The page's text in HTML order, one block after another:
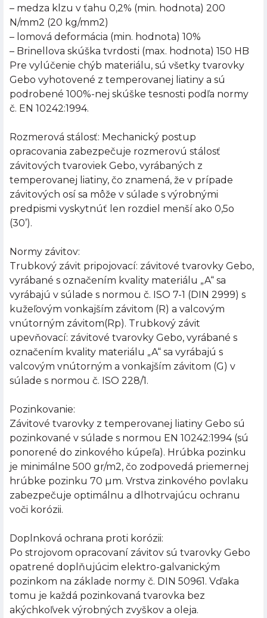
– medza klzu v ťahu 0,2% (min. hodnota) 200
N/mm2 (20 kg/mm2)
– lomová deformácia (min. hodnota) 10%
– Brinellova skúška tvrdosti (max. hodnota) 150 HB
Pre vylúčenie chýb materiálu, sú všetky tvarovky
Gebo vyhotovené z temperovanej liatiny a sú
podrobené 100%-nej skúške tesnosti podľa normy
č. EN 10242:1994.
Rozmerová stálosť: Mechanický postup
opracovania zabezpečuje rozmerovú stálosť
závitových tvaroviek Gebo, vyrábaných z
temperovanej liatiny, čo znamená, že v prípade
závitových osí sa môže v súlade s výrobnými
predpismi vyskytnúť len rozdiel menší ako 0,5o
(30’).
Normy závitov:
Trubkový závit pripojovací: závitové tvarovky Gebo,
vyrábané s označením kvality materiálu „A“ sa
vyrábajú v súlade s normou č. ISO 7-1 (DIN 2999) s
kužeľovým vonkajším závitom (R) a valcovým
vnútorným závitom(Rp). Trubkový závit
upevňovací: závitové tvarovky Gebo, vyrábané s
označením kvality materiálu „A“ sa vyrábajú s
valcovým vnútorným a vonkajším závitom (G) v
súlade s normou č. ISO 228/1.
Pozinkovanie:
Závitové tvarovky z temperovanej liatiny Gebo sú
pozinkované v súlade s normou EN 10242:1994 (sú
ponorené do zinkového kúpeľa). Hrúbka pozinku
je minimálne 500 gr/m2, čo zodpovedá priemernej
hrúbke pozinku 70 µm. Vrstva zinkového povlaku
zabezpečuje optimálnu a dlhotrvajúcu ochranu
voči korózii.
Doplnková ochrana proti korózii:
Po strojovom opracovaní závitov sú tvarovky Gebo
opatrené doplňujúcim elektro-galvanickým
pozinkom na základe normy č. DIN 50961. Vďaka
tomu je každá pozinkovaná tvarovka bez
akýchkoľvek výrobných zvyškov a oleja.